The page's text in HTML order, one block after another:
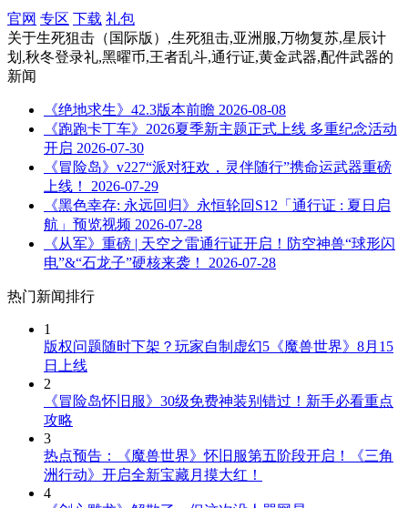
官网 专区 下载 礼包
关于生死狙击（国际版）,生死狙击,亚洲服,万物复苏,星辰计
划,秋冬登录礼,黑曜币,王者乱斗,通行证,黄金武器,配件武器的
新闻
《绝地求生》42.3版本前瞻 2026-08-08
《跑跑卡丁车》2026夏季新主题正式上线 多重纪念活动
开启 2026-07-30
《冒险岛》v227“派对狂欢，灵伴随行”携命运武器重磅
上线！
2026-07-29
《黑色幸存: 永远回归》永恒轮回S12「通行证 : 夏日启
航」预览视频 2026-07-28
《从军》重磅 | 天空之雷通行证开启！防空神兽“球形闪
电”&“石龙子”硬核来袭！
2026-07-28
热门新闻排行
1
版权问题随时下架？玩家自制虚幻5《魔兽世界》8月15
日上线
2
《冒险岛怀旧服》30级免费神装别错过！新手必看重点
攻略
3
热点预告：《魔兽世界》怀旧服第五阶段开启！《三角
洲行动》开启全新宝藏月摸大红！
4